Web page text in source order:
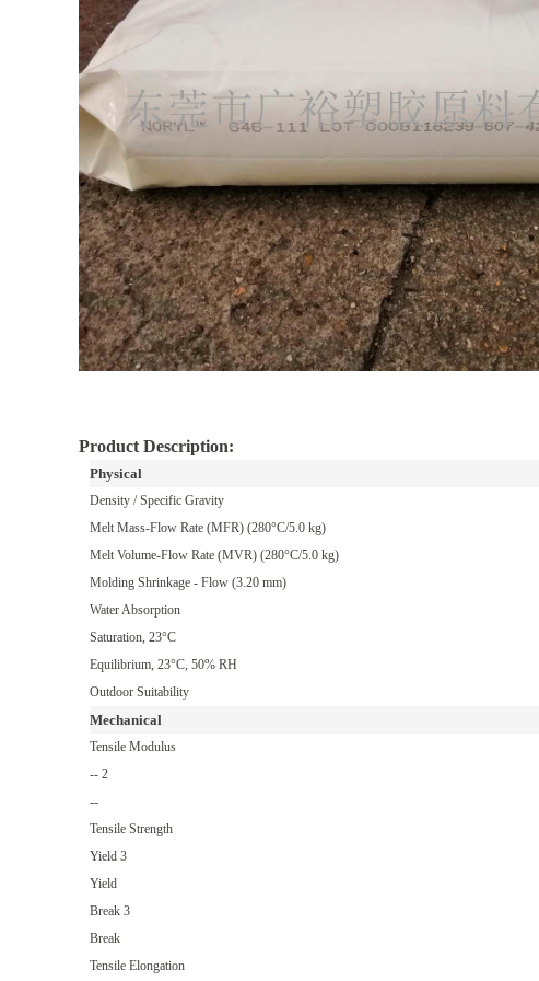
Product Description:
Physical
Density / Specific Gravity
Melt Mass-Flow Rate (MFR) (280°C/5.0 kg)
Melt Volume-Flow Rate (MVR) (280°C/5.0 kg)
Molding Shrinkage - Flow (3.20 mm)
Water Absorption
Saturation, 23°C
Equilibrium, 23°C, 50% RH
Outdoor Suitability
Mechanical
Tensile Modulus
-- 2
--
Tensile Strength
Yield 3
Yield
Break 3
Break
Tensile Elongation